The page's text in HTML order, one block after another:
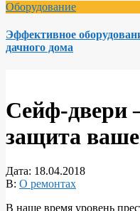
Оборудование
Эффективное
дачного дома
Сейф-двери
защита
Дата: 18.04.2018
В: О ремонтах
В наше время уровень